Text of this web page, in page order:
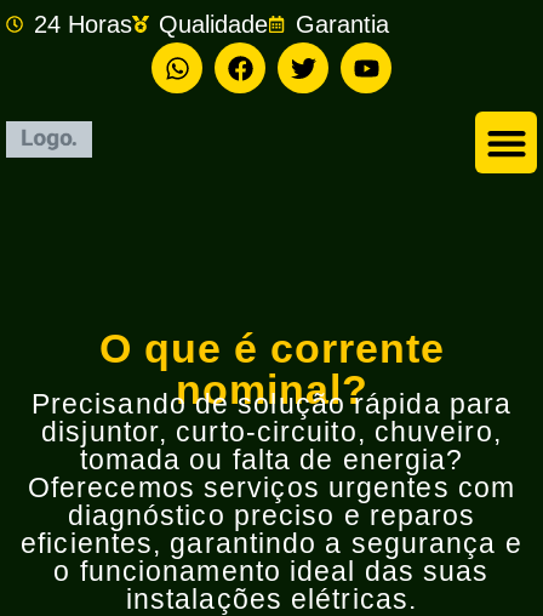
24 Horas Qualidade Garantia
O que é corrente
nominal?
Precisando de solução rápida para
disjuntor, curto-circuito, chuveiro,
tomada ou falta de energia?
Oferecemos serviços urgentes com
diagnóstico preciso e reparos
eficientes, garantindo a segurança e
o funcionamento ideal das suas
instalações elétricas.